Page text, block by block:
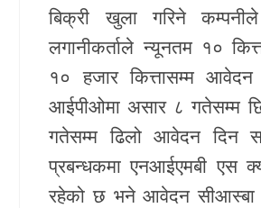
बिक्री खुला गरिने
लगानीकर्ताले न्यूनतम १०
१० हजार कित्तासम्म
आईपीओमा असार ८ गतेसम्म
गतेसम्म ढिलो आवेदन दिन
प्रबन्धकमा एनआईएमबी एस
रहेको छ भने आवेदन सीआस्बा